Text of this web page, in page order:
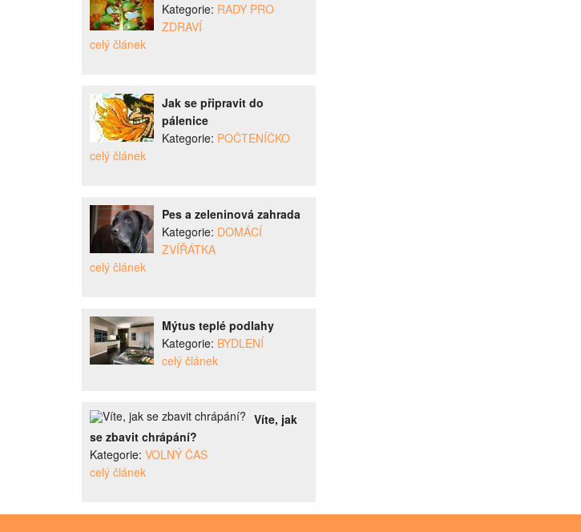
Kategorie: RADY PRO
ZDRAVÍ
celý článek
Jak se připravit do
pálenice
Kategorie: POČTENÍČKO
celý článek
Pes a zeleninová zahrada
Kategorie: DOMÁCÍ
ZVÍŘÁTKA
celý článek
Mýtus teplé podlahy
Kategorie: BYDLENÍ
celý článek
Víte, jak
se zbavit chrápání?
Kategorie: VOLNÝ ČAS
celý článek